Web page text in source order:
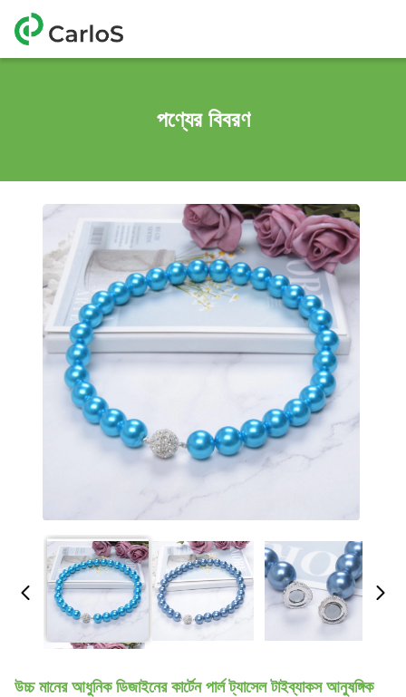
পণ্যের বিবরণ
উচ্চ মানের আধুনিক ডিজাইনের কার্টেন পার্ল ট্যাসেল টাইব্যাকস আনুষঙ্গিক